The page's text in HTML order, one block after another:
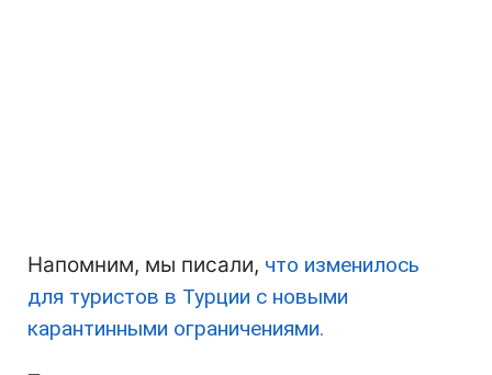
Напомним, мы писали, что изменилось
для туристов в Турции с новыми
карантинными ограничениями.